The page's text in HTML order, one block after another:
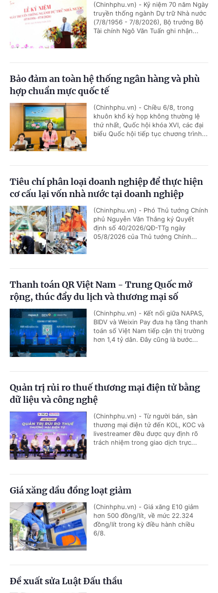
(Chinhphu.vn) - Kỷ niệm 70 năm Ngày
truyền thống ngành Dự trữ Nhà nước
(7/8/1956 - 7/8/2026), Bộ trưởng Bộ
Tài chính Ngô Văn Tuấn ghi nhận...
Bảo đảm an toàn hệ thống ngân hàng và phù
hợp chuẩn mực quốc tế
(Chinhphu.vn) - Chiều 6/8, trong
khuôn khổ kỳ họp không thường lệ
thứ nhất, Quốc hội khóa XVI, các đại
biểu Quốc hội tiếp tục chương trình...
Tiêu chí phân loại doanh nghiệp để thực hiện
cơ cấu lại vốn nhà nước tại doanh nghiệp
(Chinhphu.vn) - Phó Thủ tướng Chính
phủ Nguyễn Văn Thắng ký Quyết
định số 40/2026/QĐ-TTg ngày
05/8/2026 của Thủ tướng Chính...
Thanh toán QR Việt Nam - Trung Quốc mở
rộng, thúc đẩy du lịch và thương mại số
(Chinhphu.vn) - Kết nối giữa NAPAS,
BIDV và Weixin Pay đưa hạ tầng thanh
toán số Việt Nam tiếp cận thị trường
hơn 1,4 tỷ dân. Đây cũng là bước...
Quản trị rủi ro thuế thương mại điện tử bằng
dữ liệu và công nghệ
(Chinhphu.vn) - Từ người bán, sàn
thương mại điện tử đến KOL, KOC và
livestreamer đều được quy định rõ
trách nhiệm trong giao dịch trực...
Giá xăng dầu đồng loạt giảm
(Chinhphu.vn) - Giá xăng E10 giảm
hơn 500 đồng/lít, về mức 22.324
đồng/lít trong kỳ điều hành chiều
6/8.
Đề xuất sửa Luật Đấu thầu